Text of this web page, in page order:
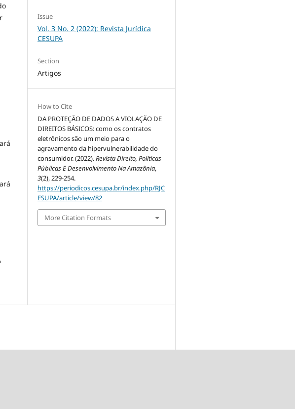
Issue
Vol. 3 No. 2 (2022): Revista Jurídica
CESUPA
Section
Artigos
How to Cite
DA PROTEÇÃO DE DADOS A VIOLAÇÃO DE
DIREITOS BÁSICOS: como os contratos
eletrônicos são um meio para o
agravamento da hipervulnerabilidade do
consumidor. (2022).Revista Direito, Políticas
Públicas E Desenvolvimento Na Amazônia,
3(2), 229-254.
https://periodicos.cesupa.br/index.php/RJC
ESUPA/article/view/82
More Citation Formats